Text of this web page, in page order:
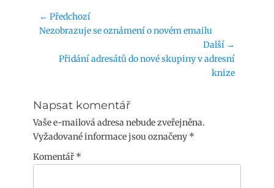
Navigace
pro
← Předchozí
Předchozí
Nezobrazuje se oznámení o novém emailu
Další →
Následující
Přidání adresátů do nové skupiny v adresní
knize
Napsat komentář
Vaše e-mailová adresa nebude zveřejněna.
Vyžadované informace jsou označeny *
Komentář *